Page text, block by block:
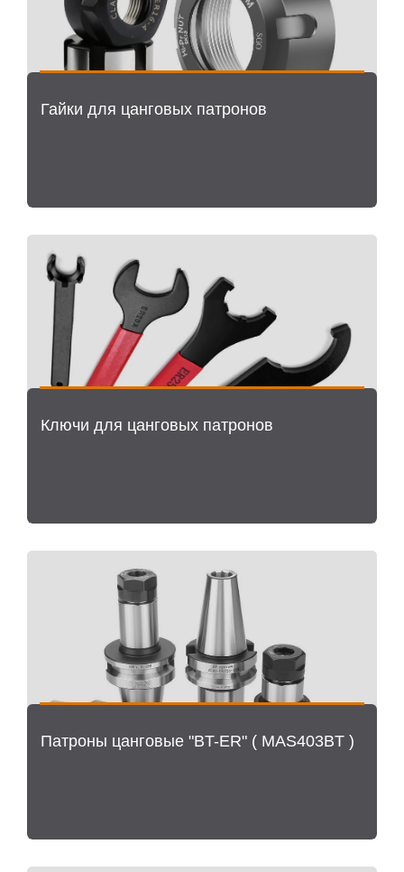
Гайки для цанговых патронов
Ключи для цанговых патронов
Патроны цанговые "BT-ER" ( MAS403BT )